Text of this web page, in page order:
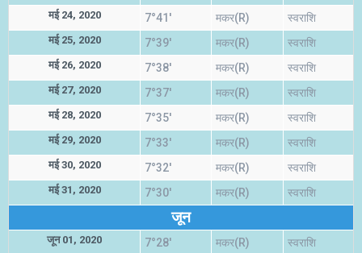
मई 24, 2020 7°41' मकर(R) स्वराशि
मई 25, 2020 7°39' मकर(R) स्वराशि
मई 26, 2020 7°38' मकर(R) स्वराशि
मई 27, 2020 7°37' मकर(R) स्वराशि
मई 28, 2020 7°35' मकर(R) स्वराशि
मई 29, 2020 7°33' मकर(R) स्वराशि
मई 30, 2020 7°32' मकर(R) स्वराशि
मई 31, 2020 7°30' मकर(R) स्वराशि
जून
जून 01, 2020 7°28' मकर(R) स्वराशि